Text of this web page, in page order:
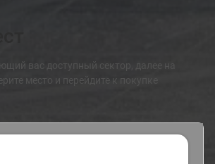
вас доступный сектор, далее на
место и перейдите к покупке